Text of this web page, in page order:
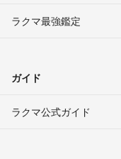
ラクマ最強鑑定
ガイド
ラクマ公式ガイド